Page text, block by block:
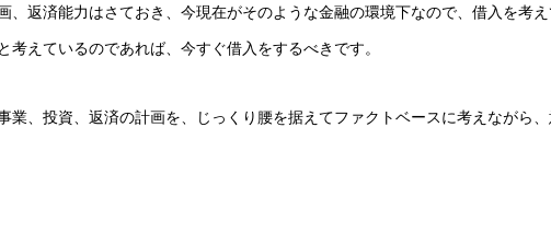
、返済能力はさておき、今現在がそのような金融の環境下なので、借入を考
考えているのであれば、今すぐ借入をするべきです。
業、投資、返済の計画を、じっくり腰を据えてファクトベースに考えながら